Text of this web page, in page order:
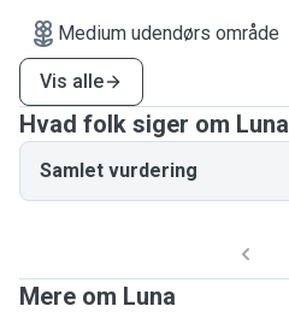
Medium udendørs område
Vis alle
Hvad folk siger om Luna
Samlet vurdering
Mere om Luna